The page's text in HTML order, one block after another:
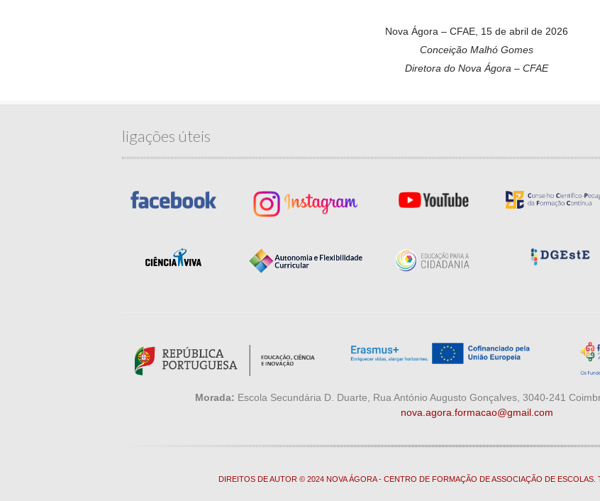
Nova Ágora – CFAE, 15 de abril de 2026
Conceição Malhó Gomes
Diretora do Nova Ágora – CFAE
ligações úteis
Morada: Escola Secundária D. Duarte, Rua António Augusto Gonçalves, 3040-241
nova.agora.formacao@gmail.com
DIREITOS DE AUTOR © 2024 NOVA ÁGORA - CENTRO DE FORMAÇÃO DE ASSOCIAÇÃO DE ESCOLAS.